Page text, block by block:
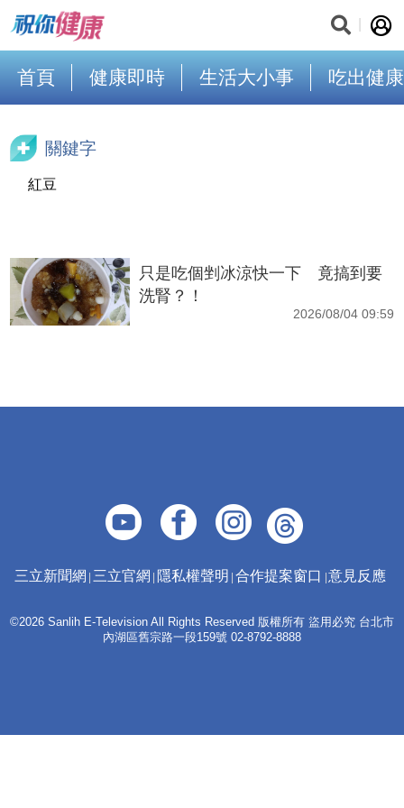
首頁 健康即時 生活大小事 吃出健康
關鍵字
紅豆
只是吃個剉冰涼快一下 竟搞到要
洗腎？！
2026/08/04 09:59
三立新聞網 三立官網 隱私權聲明 合作提案窗口 意見反應
©2026 Sanlih E-Television All Rights Reserved 版權所有 盜用必究 台北市
內湖區舊宗路一段159號 02-8792-8888